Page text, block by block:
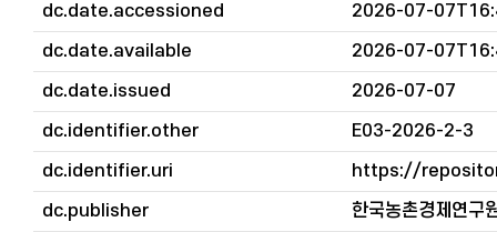
dc.date.accessioned
2026-07-
dc.date.available
2026-07-
dc.date.issued
2026-07-07
dc.identifier.other
E03-2026-2-3
dc.identifier.uri
https://
dc.publisher
한국농촌경제연구